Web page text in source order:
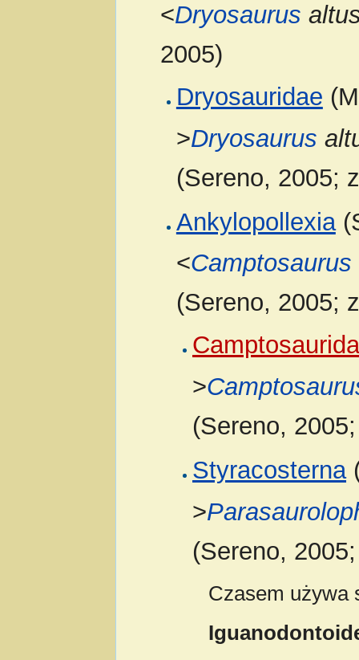
<Dryosaurus
2005)
Dryosauridae
>Dryosaurus
(Sereno, 2005;
Ankylopollexia
<Camptosaurus
(Sereno, 2005;
>
(Sereno,
Styracosterna
>
(Sereno,
Czasem używa